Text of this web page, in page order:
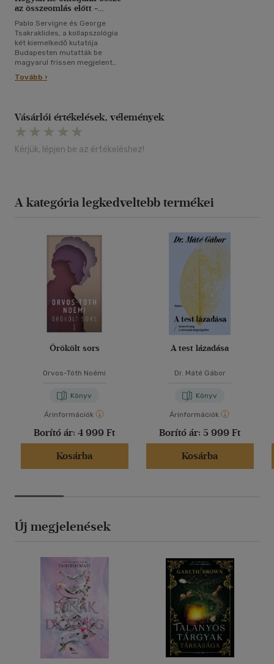
az összeomlás előtt -
sorozat két legújabb kötetét
Pablo Servigne és George
Tsakraklides, a kollapszológia
két kiemelkedő kutatója
Budapesten mutatták be
magyarul frissen megjelent
Tovább ›
Vásárlói értékelések, vélemények
Kérjük, lépjen be az értékeléshez!
A kategória legkedveltebb termékei
Örökölt sors
Orvos-Tóth Noémi
Könyv
Árinformációk
Borító ár: 4 999 Ft
Kosárba
A test lázadása
Dr. Máté Gábor
Könyv
Árinformációk
Borító ár: 5 999 Ft
Kosárba
Új megjelenések